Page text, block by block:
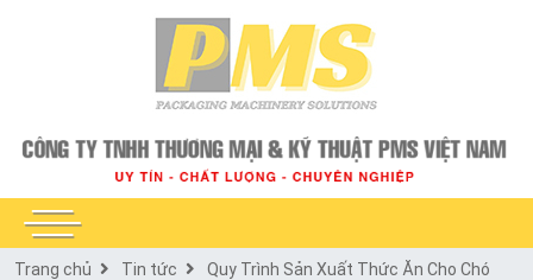
Trang chủ Tin tức
Quy Trình Sản Xuất Thức Ăn Cho Chó